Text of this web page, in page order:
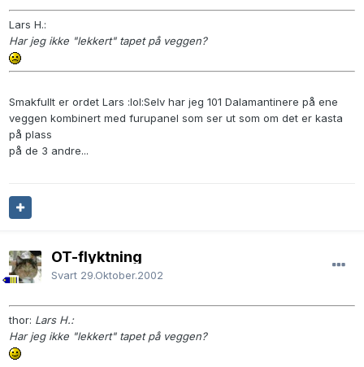
Lars H.:
Har jeg ikke "lekkert" tapet på veggen?
Smakfullt er ordet Lars :lol:Selv har jeg 101 Dalamantinere på ene
veggen kombinert med furupanel som ser ut som om det er kasta
på plass
på de 3 andre...
OT-flyktning
Svart 29.Oktober.2002
thor: Lars H.:
Har jeg ikke "lekkert" tapet på veggen?